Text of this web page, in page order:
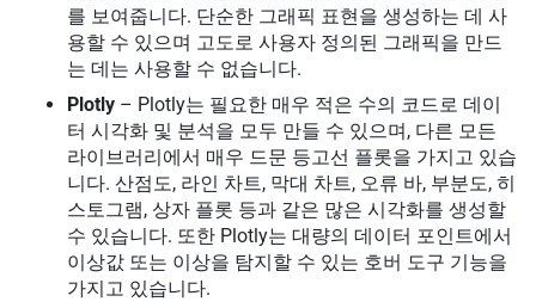
를 보여줍니다. 단순한 그래픽 표현을 생성하는 데 사
용할 수 있으며 고도로 사용자 정의된 그래픽을 만드
는 데는 사용할 수 없습니다.
Plotly – Plotly는 필요한 매우 적은 수의 코드로 데이
터 시각화 및 분석을 모두 만들 수 있으며, 다른 모든
라이브러리에서 매우 드문 등고선 플롯을 가지고 있습
니다. 산점도, 라인 차트, 막대 차트, 오류 바, 부분도, 히
스토그램, 상자 플롯 등과 같은 많은 시각화를 생성할
수 있습니다. 또한 Plotly는 대량의 데이터 포인트에서
이상값 또는 이상을 탐지할 수 있는 호버 도구 기능을
가지고 있습니다.